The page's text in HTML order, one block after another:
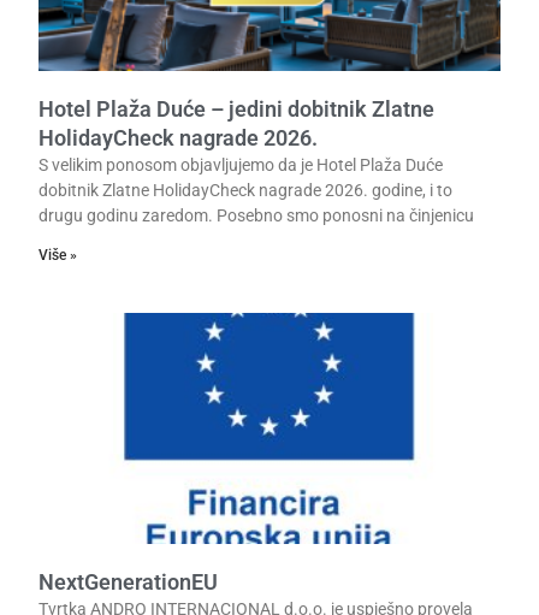
Hotel Plaža Duće – jedini dobitnik Zlatne
HolidayCheck nagrade 2026.
S velikim ponosom objavljujemo da je Hotel Plaža Duće
dobitnik Zlatne HolidayCheck nagrade 2026. godine, i to
drugu godinu zaredom. Posebno smo ponosni na činjenicu
Više »
NextGenerationEU
Tvrtka ANDRO INTERNACIONAL d.o.o. je uspješno provela